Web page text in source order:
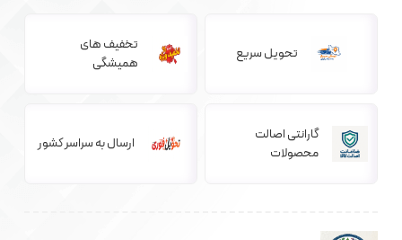
تحویل سریع
تخفیف های
همیشگی
گارانتی اصالت
محصولات
ارسال به سراسر کشور